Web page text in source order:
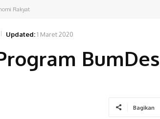
Rakyat
Updated:1 Maret 2020
Bagikan